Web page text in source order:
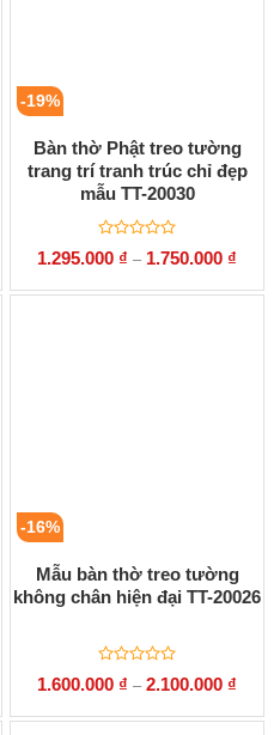
-19%
Bàn thờ Phật treo tường
trang trí tranh trúc chỉ đẹp
mẫu TT-20030
Được
xếp
0
1.295.000 ₫ – 1.750.000 ₫
-16%
Mẫu bàn thờ treo tường
không chân hiện đại TT-20026
Được
xếp
0
1.600.000 ₫ – 2.100.000 ₫